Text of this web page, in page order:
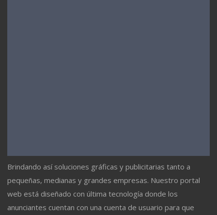
Brindando así soluciones gráficas y publicitarias tanto a
pequeñas, medianas y grandes empresas. Nuestro portal
web está diseñado con última tecnología donde los
anunciantes cuentan con una cuenta de usuario para que